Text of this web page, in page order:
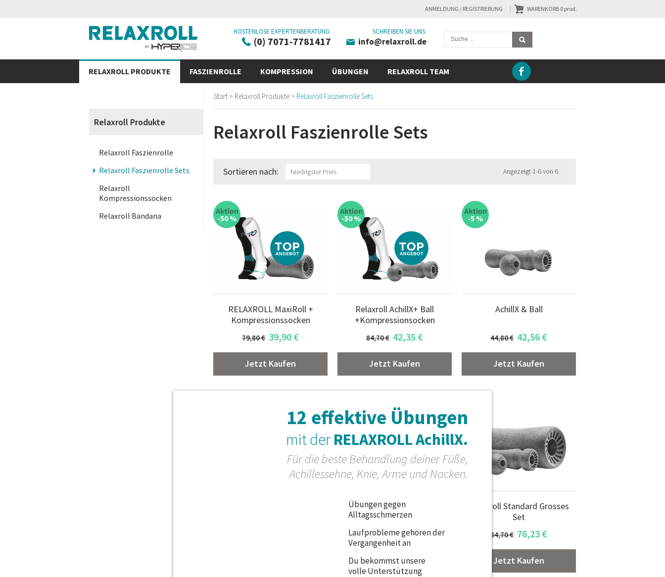
KOSTENLOSE EXPERTENBERATUNG:
(0) 7071-7781417
SCHREIBEN SIE UNS:
info@relaxroll.de
ANMELDUNG / REGISTRIERUNG WARENKORB 0 prod.
RELAXROLL PRODUKTE FASZIENROLLE KOMPRESSION ÜBUNGEN RELAXROLL TEAM
Relaxroll Produkte
Relaxroll Faszienrolle
Relaxroll Faszienrolle Sets
Relaxroll
Kompressionssocken
Relaxroll Bandana
Start > Relaxroll Produkte > Relaxroll Faszienrolle Sets
Relaxroll Faszienrolle Sets
Sortieren nach: Angezeigt 1-6 von 6
-50 %
RELAXROLL MaxiRoll +
Kompressionssocken
79,80 € 39,90 €
Jetzt Kaufen
-50 %
Relaxroll AchillX+ Ball
+Kompressionsocken
84,70 € 42,35 €
Jetzt Kaufen
-5 %
AchillX & Ball
44,80 € 42,56 €
Jetzt Kaufen
-5 %
Relaxroll Standard inkl.
AchillX
66,80 € 63,46€
Jetzt Kaufen
-10 %
Relaxroll Standard Grosses
Set
84,70 € 76,23 €
Jetzt Kaufen
12 effektive Übungen
mit der RELAXROLL AchillX.
Für die beste Behandlung deiner Füße,
Achillessehne, Knie, Arme und Nacken.
Übungen gegen
Alltagsschmerzen
Laufprobleme gehören der
Vergangenheit an
Du bekommst unsere
volle Unterstützung